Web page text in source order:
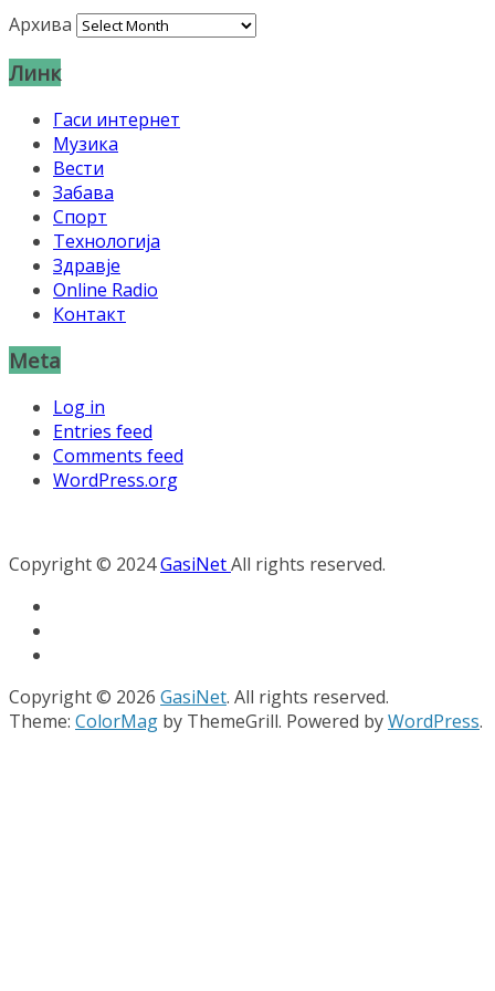
Архива
Линк
Гаси интернет
Музика
Вести
Забава
Спорт
Технологија
Здравје
Online Radio
Контакт
Meta
Log in
Entries feed
Comments feed
WordPress.org
Copyright © 2024GasiNetAll rights reserved.
Copyright © 2026 GasiNet. All rights reserved.
Theme: ColorMag by ThemeGrill. Powered byWordPress.